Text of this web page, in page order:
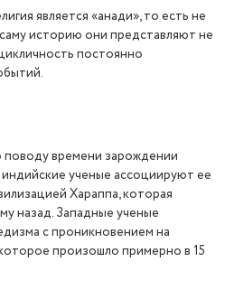
является «анади», то есть не
историю они представляют не
постоянно
времени зарождении
ученые ассоциируют ее
Хараппа, которая
назад. Западные ученые
с проникновением на
произошло примерно в 15